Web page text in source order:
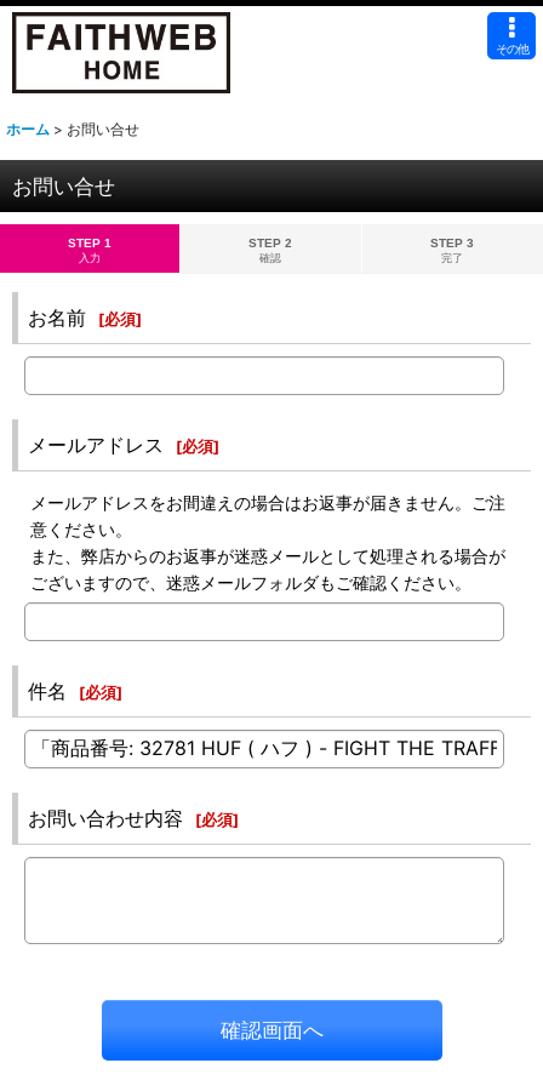
その他
ホーム > お問い合せ
お問い合せ
STEP 1
入力
STEP 2
確認
STEP 3
完了
お名前 [必須]
メールアドレス [必須]
メールアドレスをお間違えの場合はお返事が届きません。ご注
意ください。
また、弊店からのお返事が迷惑メールとして処理される場合が
ございますので、迷惑メールフォルダもご確認ください。
件名 [必須]
お問い合わせ内容 [必須]
確認画面へ